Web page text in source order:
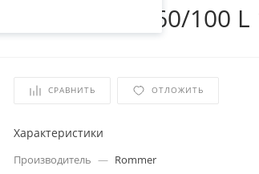
раструбн. 60/100 L
СРАВНИТЬ ОТЛОЖИТЬ
Характеристики
Производитель — Rommer